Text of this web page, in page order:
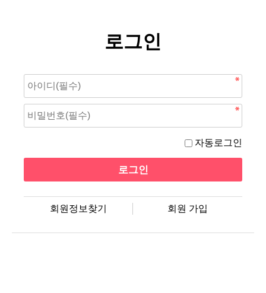
로그인
자동로그인
회원정보찾기 회원 가입